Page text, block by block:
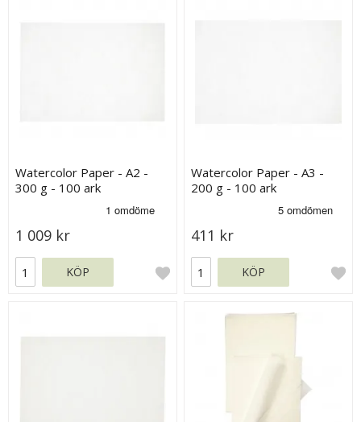
Watercolor Paper - A2 -
300 g - 100 ark
1 009 kr
KÖP
Watercolor Paper - A3 -
200 g - 100 ark
411 kr
KÖP